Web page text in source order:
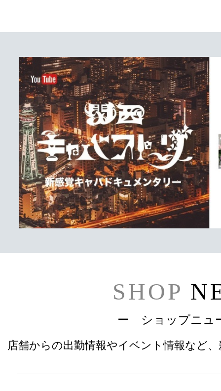
SHOP
ー ショップニ
店舗からの出勤情報やイベント情報など